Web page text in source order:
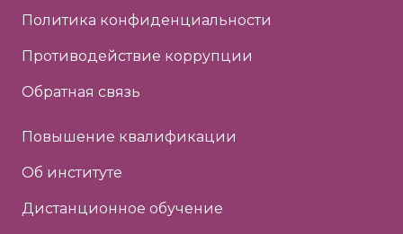
Политика конфиденциальности
Противодействие коррупции
Обратная связь
Повышение квалификации
Об институте
Дистанционное обучение